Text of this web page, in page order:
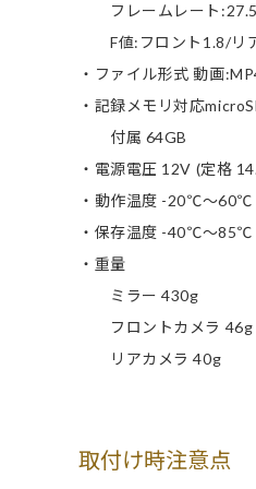
フレームレート
F値:フロント1.8/リ
・ファイル形式 動画
・記録メモリ対応
付属 64GB
・電源電圧 12V (定格
・動作温度 -20℃～60℃
・保存温度 -40℃～85℃
・重量
ミラー 430g
フロントカメラ 46g
リアカメラ 40g
取付け時注意点